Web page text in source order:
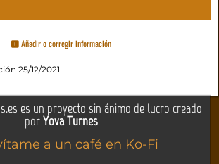
Añadir o corregir información
25/12/2021
es un proyecto sin ánimo de lucro creado
porYova Turnes
a un café en Ko-Fi